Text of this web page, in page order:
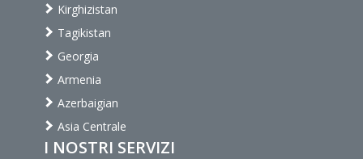
Kirghizistan
Tagikistan
Georgia
Armenia
Azerbaigian
Asia Centrale
I NOSTRI SERVIZI